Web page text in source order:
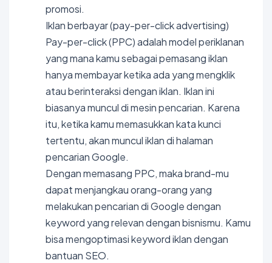
promosi.
Iklan berbayar (pay-per-click advertising)
Pay-per-click (PPC) adalah model periklanan
yang mana kamu sebagai pemasang iklan
hanya membayar ketika ada yang mengklik
atau berinteraksi dengan iklan. Iklan ini
biasanya muncul di mesin pencarian. Karena
itu, ketika kamu memasukkan kata kunci
tertentu, akan muncul iklan di halaman
pencarian Google.
Dengan memasang PPC, maka brand-mu
dapat menjangkau orang-orang yang
melakukan pencarian di Google dengan
keyword yang relevan dengan bisnismu. Kamu
bisa mengoptimasi keyword iklan dengan
bantuan SEO.